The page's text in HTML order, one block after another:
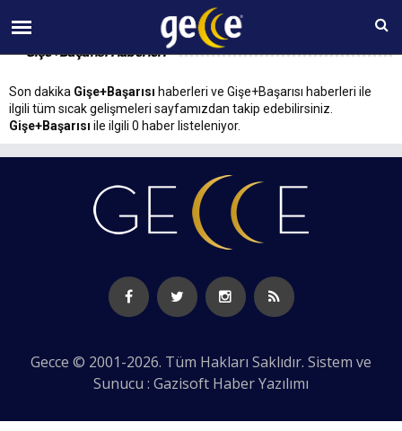
09 AĞUSTOS Pazar 11:52
Gişe+Başarısı Haberleri
Son dakika Gişe+Başarısı haberleri ve Gişe+Başarısı haberleri ile
ilgili tüm sıcak gelişmeleri sayfamızdan takip edebilirsiniz.
Gişe+Başarısı ile ilgili 0 haber listeleniyor.
Gecce © 2001-2026. Tüm Hakları Saklıdır. Sistem ve
Sunucu : Gazisoft Haber Yazılımı